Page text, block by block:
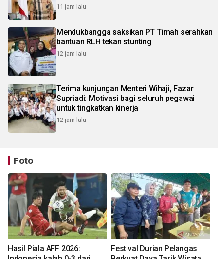
11 jam lalu
Mendukbangga saksikan PT Timah serahkan
bantuan RLH tekan stunting
12 jam lalu
Terima kunjungan Menteri Wihaji, Fazar
Supriadi: Motivasi bagi seluruh pegawai
untuk tingkatkan kinerja
12 jam lalu
Foto
Hasil Piala AFF 2026:
Festival Durian Pelangas